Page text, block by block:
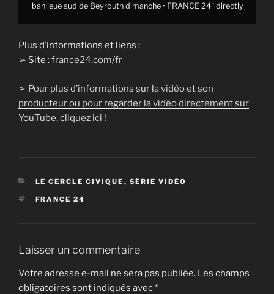
banlieue sud de Beyrouth dimanche • FRANCE 24" directly
Plus d’informations et liens :
➢ Site :france24.com/fr
➢ Pour plus d’informations sur la vidéo et son
producteur ou pour regarder la vidéo directement sur
YouTube, cliquez ici !
CATÉGORIES
LE CERCLE CIVIQUE , SÉRIE VIDÉO
ÉTIQUETTES
FRANCE 24
Laisser un commentaire
Votre adresse e-mail ne sera pas publiée. Les champs
obligatoires sont indiqués avec*